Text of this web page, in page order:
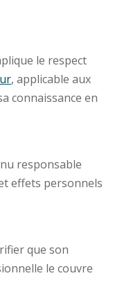
le respect
, applicable aux
connaissance en
responsable
effets personnels
que son
le couvre